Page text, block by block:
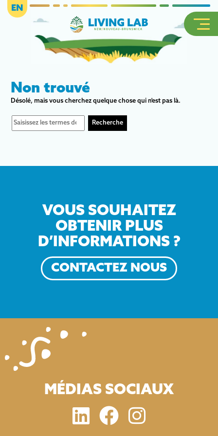
EN
Non trouvé
Désolé, mais vous cherchez quelque chose qui n'est pas là.
VOUS SOUHAITEZ
OBTENIR PLUS
D’INFORMATIONS ?
CONTACTEZ NOUS
MÉDIAS SOCIAUX